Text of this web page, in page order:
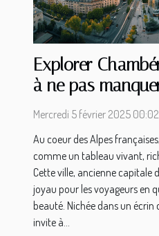
Explorer
à ne pas
Mercredi 5 février 2025 00:02
Au coeur des Alpes
comme un tableau vivant,
Cette ville, ancienne capitale
joyau pour les voyageurs en
beauté. Nichée dans un
invite à...